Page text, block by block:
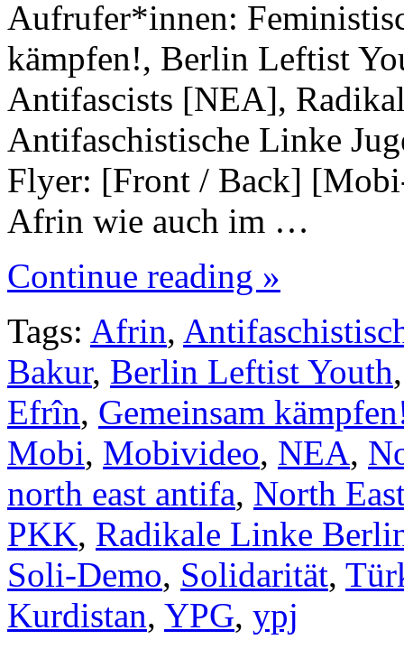
Aufrufer*innen:
kämpfen!, Berlin Leftist
Antifascists [NEA],
Antifaschistische Linke
Flyer: [Front / Back]
Afrin wie auch im …
Continue reading »
Tags: Afrin,
Bakur, Berlin Leftist Youth
Efrîn, Gemeinsam
Mobi, Mobivideo, NEA,
north east antifa, North
PKK, Radikale Linke
Soli-Demo, Solidarität,
Kurdistan, YPG, ypj